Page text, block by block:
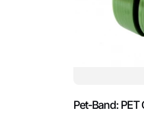
Pet-Band: PET